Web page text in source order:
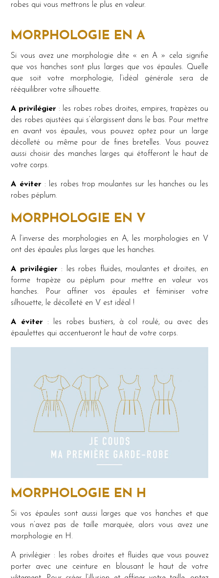
robes qui vous mettrons le plus en valeur.
MORPHOLOGIE EN A
Si vous avez une morphologie dite « en A » cela signifie
que vos hanches sont plus larges que vos épaules. Quelle
que soit votre morphologie, l’idéal générale sera de
rééquilibrer votre silhouette.
A privilégier : les robes robes droites, empires, trapèzes ou
des robes ajustées qui s’élargissent dans le bas. Pour mettre
en avant vos épaules, vous pouvez optez pour un large
décolleté ou même pour de fines bretelles. Vous pouvez
aussi choisir des manches larges qui étofferont le haut de
votre corps.
A éviter : les robes trop moulantes sur les hanches ou les
robes péplum.
MORPHOLOGIE EN V
A l’inverse des morphologies en A, les morphologies en V
ont des épaules plus larges que les hanches.
A privilégier : les robes fluides, moulantes et droites, en
forme trapèze ou péplum pour mettre en valeur vos
hanches. Pour affiner vos épaules et féminiser votre
silhouette, le décolleté en V est idéal !
A éviter : les robes bustiers, à col roulé, ou avec des
épaulettes qui accentueront le haut de votre corps.
MORPHOLOGIE EN H
Si vos épaules sont aussi larges que vos hanches et que
vous n’avez pas de taille marquée, alors vous avez une
morphologie en H.
A privilégier : les robes droites et fluides que vous pouvez
porter avec une ceinture en blousant le haut de votre